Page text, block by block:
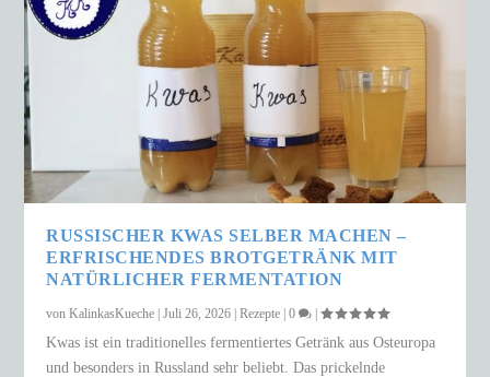
RUSSISCHER KWAS SELBER MACHEN –
ERFRISCHENDES BROTGETRÄNK MIT
NATÜRLICHER FERMENTATION
vonKalinkasKueche |Juli 26, 2026 |Rezepte |0 |
Kwas ist ein traditionelles fermentiertes Getränk aus Osteuropa
und besonders in Russland sehr beliebt. Das prickelnde